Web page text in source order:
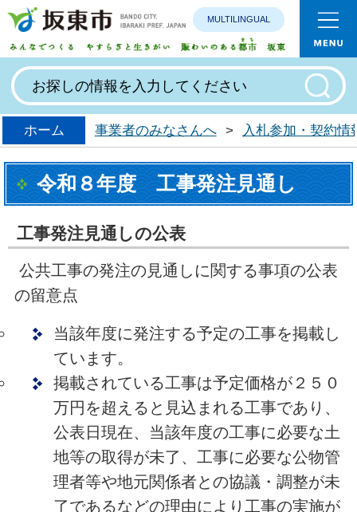
みんなで
MULTILINGUAL
ホーム 事業者のみなさんへ > 入札参加・契約情
令和８年度 工事発注見通し
工事発注見通しの公表
公共工事の発注の見通しに関する事項の公表
の留意点
当該年度に発注する予定の工事を掲載し
ています。
掲載されている工事は予定価格が２５０
万円を超えると見込まれる工事であり、
公表日現在、当該年度の工事に必要な土
地等の取得が未了、工事に必要な公物管
理者等や地元関係者との協議・調整が未
了であるなどの理由により工事の実施が